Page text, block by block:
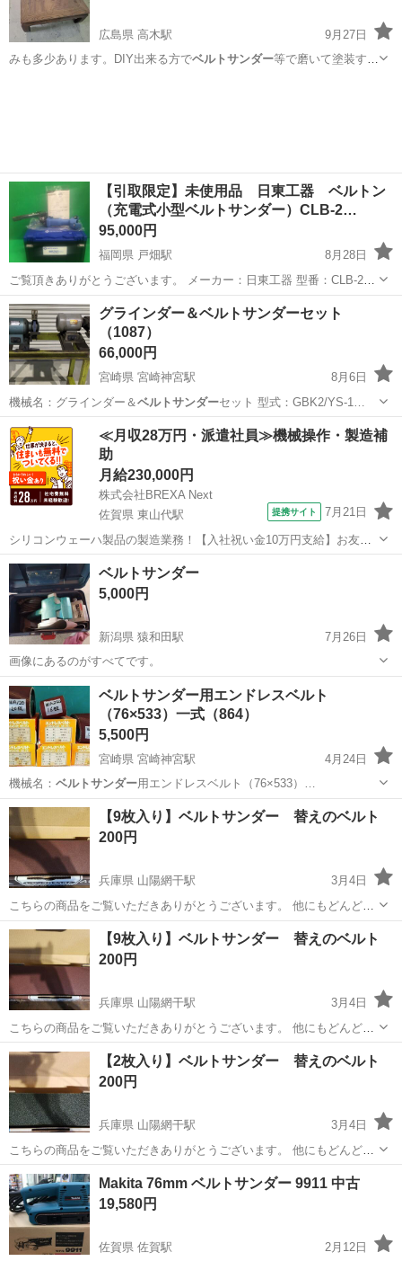
広島県 高木駅
9月27日
みも多少あります。DIY出来る方でベルトサンダー等で磨いて塗装すれ
【引取限定】未使用品 日東工器 ベルトン
（充電式小型ベルトサンダー）CLB-2…
95,000円
福岡県 戸畑駅
8月28日
ご覧頂きありがとうございます。 メーカー：日東工器 型番：CLB-20
状態：未使用品です。 店頭にてご覧下さい。 〖電気用品安全法適合に
関する表示〗 ①バッテリー モデル：ＢＳＬ ...
福岡 北九州市 戸畑駅 日東工器
グラインダー＆ベルトサンダーセット
（1087）
66,000円
宮崎県 宮崎神宮駅
8月6日
機械名：グラインダー＆ベルトサンダーセット 型式：GBK2/YS-1…
宮崎 宮崎市 宮崎神宮駅 その他 グラインダー
≪月収28万円・派遣社員≫機械操作・製造補
助
月給230,000円
株式会社BREXA Next
佐賀県 東山代駅
提携サイト 7月21日
シリコンウェーハ製品の製造業務！【入社祝い金10万円支給】お友達
やカップルとの応募OK◎年間休日129日＆休出なしでプライベート充
実♪業務はクリーンルームで快適作業◎自社正社員登用制度あり★1食
300円～の格安食堂あり！《佐...
佐賀 伊万里市 東山代駅
ベルトサンダー
5,000円
新潟県 猿和田駅
7月26日
画像にあるのがすべてです。
新潟 阿賀野市 猿和田駅 その他 ベルトサンダー
ベルトサンダー用エンドレスベルト
（76×533）一式（864）
5,500円
宮崎県 宮崎神宮駅
4月24日
機械名： ベルトサンダー用エンドレスベルト（76×533）…
宮崎 宮崎市 宮崎神宮駅 その他 ベルトサンダー
【9枚入り】ベルトサンダー 替えのベルト
200円
兵庫県 山陽網干駅
3月4日
こちらの商品をご覧いただきありがとうございます。 他にもどんどん
投稿していくので是非見ていってください！
兵庫 たつの市 山陽網干駅 その他 ベルトサンダー
【9枚入り】ベルトサンダー 替えのベルト
200円
兵庫県 山陽網干駅
3月4日
こちらの商品をご覧いただきありがとうございます。 他にもどんどん
投稿していくので是非見ていってください！
兵庫 たつの市 山陽網干駅 その他 ベルトサンダー
【2枚入り】ベルトサンダー 替えのベルト
200円
兵庫県 山陽網干駅
3月4日
こちらの商品をご覧いただきありがとうございます。 他にもどんどん
投稿していくので是非見ていってください！
兵庫 たつの市 その他 ベルトサンダー
Makita 76mm ベルトサンダー 9911 中古
19,580円
佐賀県 佐賀駅 2月12日